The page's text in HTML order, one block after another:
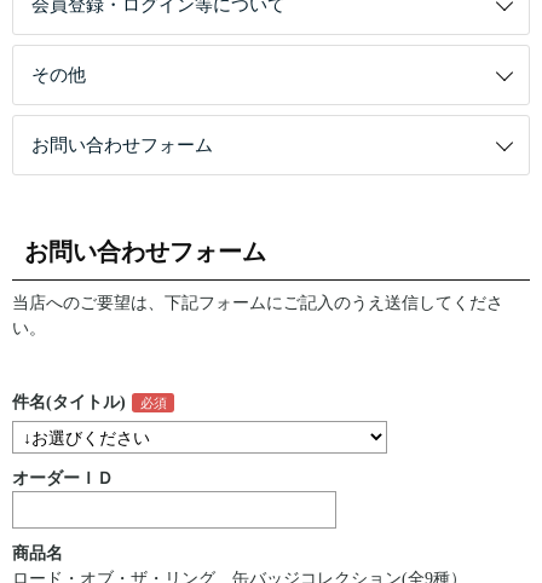
会員登録・ログイン等について
その他
お問い合わせフォーム
お問い合わせフォーム
当店へのご要望は、下記フォームにご記入のうえ送信してくださ
い。
件名(タイトル)
オーダーＩＤ
商品名
ロード・オブ・ザ・リング 缶バッジコレクション(全9種）